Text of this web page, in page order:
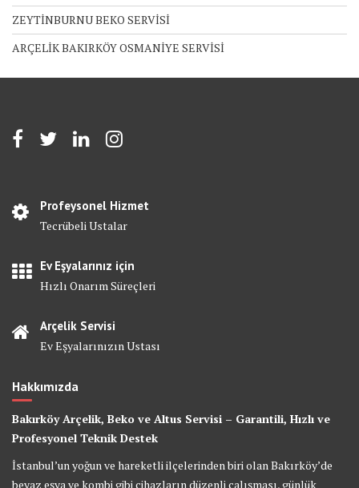
ZEYTİNBURNU BEKO SERVİSİ
ARÇELİK BAKIRKÖY OSMANİYE SERVİSİ
Profeysonel Hizmet
Tecrübeli Ustalar
Ev Eşyalarınız için
Hızlı Onarım Süreçleri
Arçelik Servisi
Ev Eşyalarınızın Ustası
Hakkımızda
Bakırköy Arçelik, Beko ve Altus Servisi – Garantili, Hızlı ve
Profesyonel Teknik Destek
İstanbul’un yoğun ve hareketli ilçelerinden biri olan Bakırköy’de
beyaz eşya ve kombi gibi cihazların düzenli çalışması, günlük